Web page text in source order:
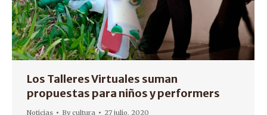
Los Talleres Virtuales suman
propuestas para niños y performers
Noticias Bycultura 27 julio, 2020